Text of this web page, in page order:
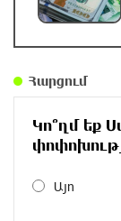
Հարցում
Կո՞ղմ եք
Այո